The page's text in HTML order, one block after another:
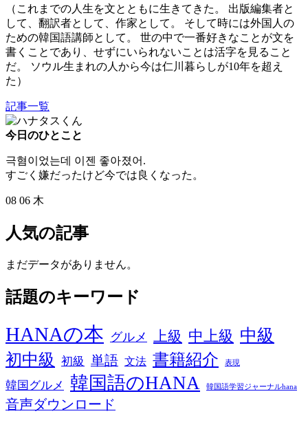
（これまでの人生を文とともに生きてきた。 出版編集者と
して、翻訳者として、作家として。 そして時には外国人の
ための韓国語講師として。 世の中で一番好きなことが文を
書くことであり、せずにいられないことは活字を見ること
だ。 ソウル生まれの人から今は仁川暮らしが10年を超え
た）
記事一覧
今日のひとこと
극혐이었는데 이젠 좋아졌어.
すごく嫌だったけど今では良くなった。
08 06 木
人気の記事
まだデータがありません。
話題のキーワード
HANAの本 グルメ 上級 中上級 中級
初中級
初級 単語 文法 書籍紹介 表現
韓国グルメ 韓国語のHANA 韓国語学習ジャーナルhana
音声ダウンロード